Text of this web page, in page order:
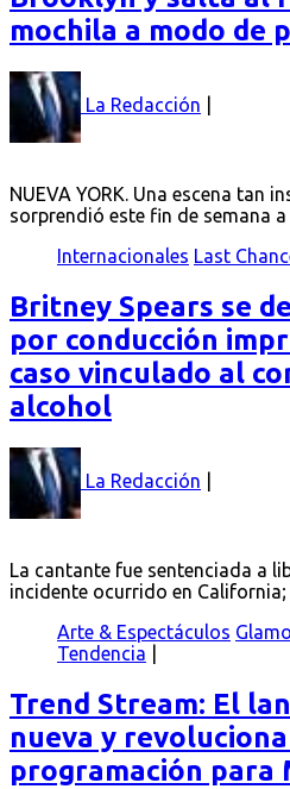
mochila a modo de
La Redacción
NUEVA YORK. Una escena tan
sorprendió este fin de semana
Internacionales Last
Britney Spears se
por conducción
caso vinculado al
alcohol
La Redacción
La cantante fue sentenciada a
incidente ocurrido en
Arte & Espectáculos
Tendencia
Trend Stream: El
nueva y
programación para